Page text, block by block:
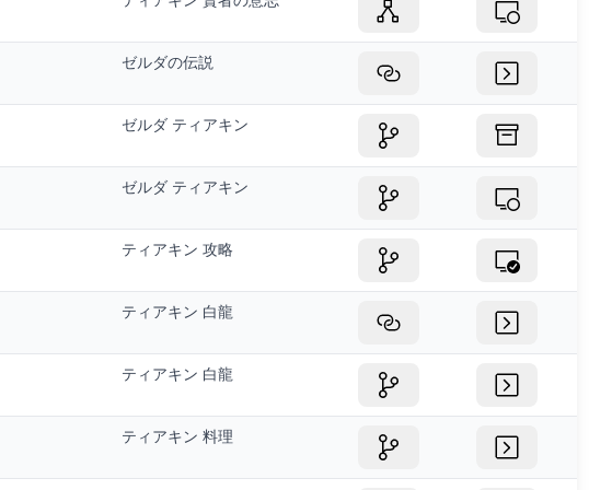
ゼルダの伝説
ゼルダ ティアキン
ゼルダ ティアキン
ティアキン 攻略
ティアキン 白龍
ティアキン 白龍
ティアキン 料理